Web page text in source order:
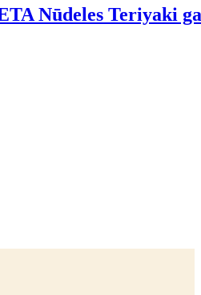
Nūdeles Teriyaki